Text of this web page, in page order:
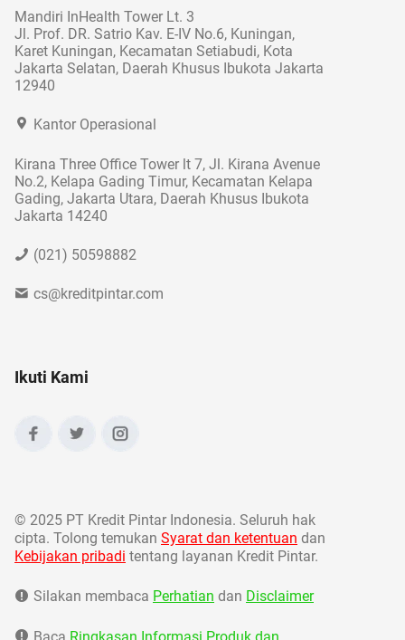
Mandiri InHealth Tower Lt. 3
Jl. Prof. DR. Satrio Kav. E-IV No.6, Kuningan,
Karet Kuningan, Kecamatan Setiabudi, Kota
Jakarta Selatan, Daerah Khusus Ibukota Jakarta
12940
Kantor Operasional
Kirana Three Office Tower lt 7, Jl. Kirana Avenue
No.2, Kelapa Gading Timur, Kecamatan Kelapa
Gading, Jakarta Utara, Daerah Khusus Ibukota
Jakarta 14240
(021) 50598882
cs@kreditpintar.com
Ikuti Kami
© 2025 PT Kredit Pintar Indonesia. Seluruh hak
cipta. Tolong temukan Syarat dan ketentuan dan
Kebijakan pribadi tentang layanan Kredit Pintar.
Silakan membaca Perhatian dan Disclaimer
Baca Ringkasan Informasi Produk dan